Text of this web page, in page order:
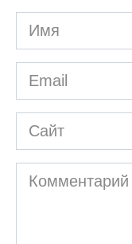
Имя
*
Email
*
Сайт
Комментарий